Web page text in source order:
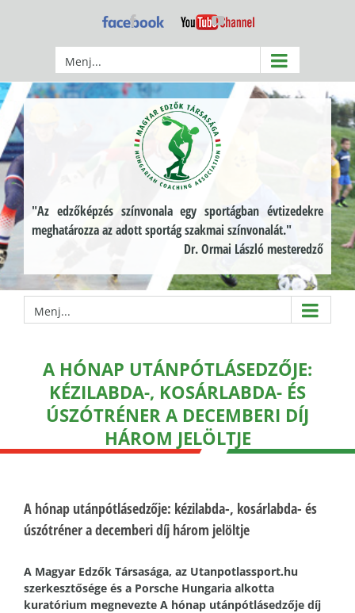
Facebook YouTube
Menj...
"Az edzőképzés színvonala egy sportágban évtizedekre
meghatározza az adott sportág szakmai színvonalát."
Dr. Ormai László mesteredző
Menj...
A HÓNAP UTÁNPÓTLÁSEDZŐJE:
KÉZILABDA-, KOSÁRLABDA- ÉS
ÚSZÓTRÉNER A DECEMBERI DÍJ
HÁROM JELÖLTJE
A hónap utánpótlásedzője: kézilabda-, kosárlabda- és
úszótréner a decemberi díj három jelöltje
A Magyar Edzők Társasága, az Utanpotlassport.hu
szerkesztősége és a Porsche Hungaria alkotta
kuratórium megnevezte A hónap utánpótlásedzője díj